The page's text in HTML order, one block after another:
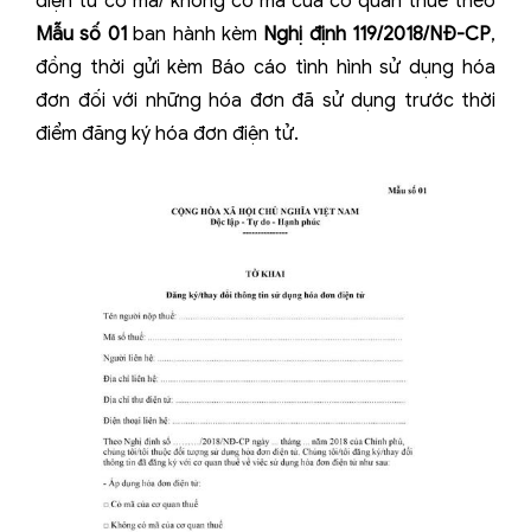
Mẫu số 01ban hành kèm Nghị định 119/2018/NĐ-CP,
đồng thời gửi kèm Báo cáo tình hình sử dụng hóa
đơn đối với những hóa đơn đã sử dụng trước thời
điểm đăng ký hóa đơn điện tử.